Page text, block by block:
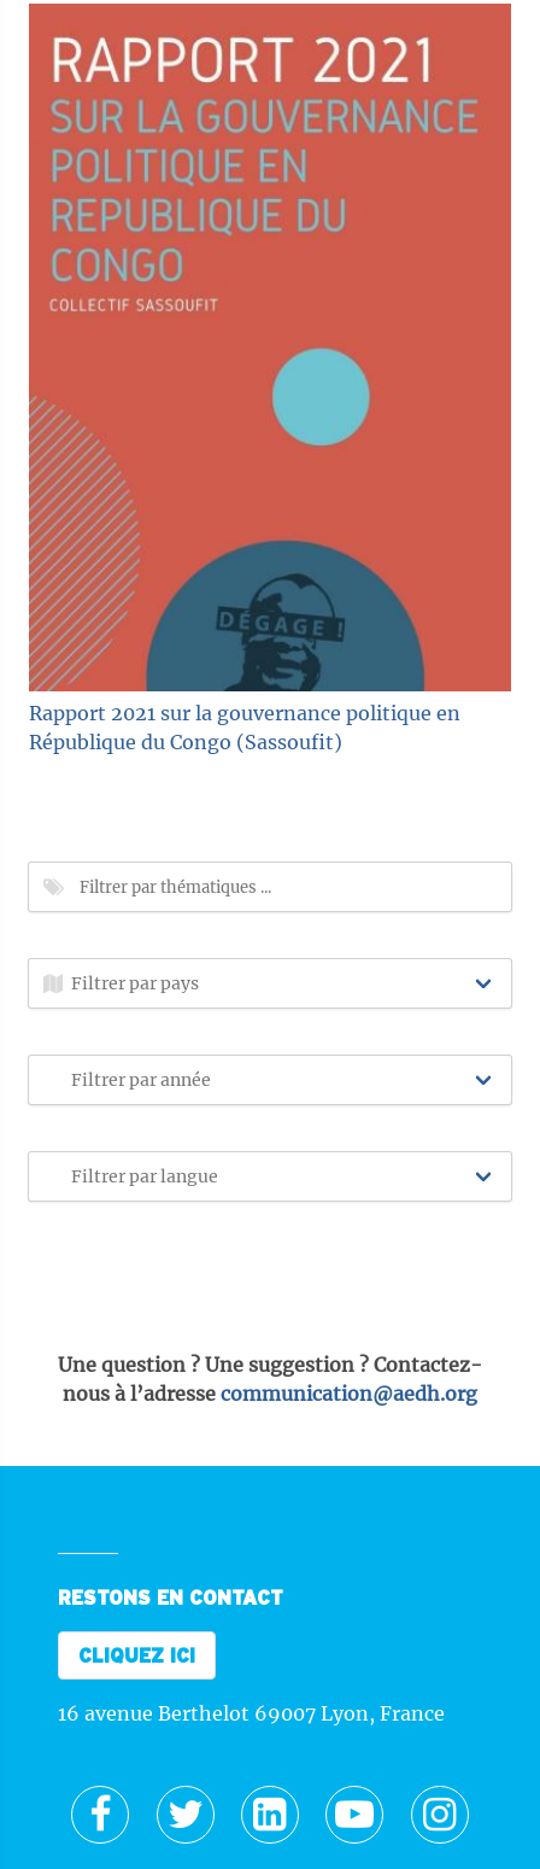
Rapport 2021 sur la gouvernance politique en
République du Congo (Sassoufit)
Une question ? Une suggestion ? Contactez-
nous à l’adresse communication@aedh.org
RESTONS EN CONTACT
CLIQUEZ ICI
16 avenue Berthelot 69007 Lyon, France